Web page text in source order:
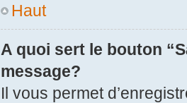
Haut
A quoi sert le bouton
message?
Il vous permet